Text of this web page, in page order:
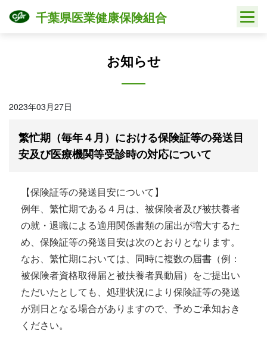
千葉県医業健康保険組合
お知らせ
2023年03月27日
繁忙期（毎年４月）における保険証等の発送目
安及び医療機関等受診時の対応について
【保険証等の発送目安について】
例年、繁忙期である４月は、被保険者及び被扶養者
の就・退職による適用関係書類の届出が増大するた
め、保険証等の発送目安は次のとおりとなります。
なお、繁忙期においては、同時に複数の届書（例：
被保険者資格取得届と被扶養者異動届）をご提出い
ただいたとしても、処理状況により保険証等の発送
が別日となる場合がありますので、予めご承知おき
ください。